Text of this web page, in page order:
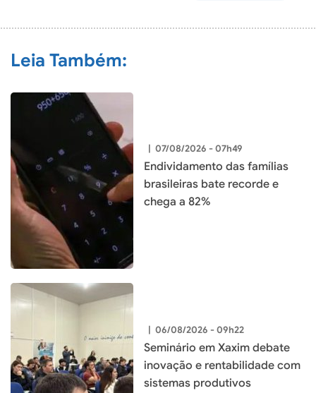
Leia Também:
| 07/08/2026 - 07h49
Endividamento das famílias
brasileiras bate recorde e
chega a 82%
| 06/08/2026 - 09h22
Seminário em Xaxim debate
inovação e rentabilidade com
sistemas produtivos